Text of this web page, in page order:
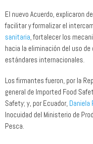
El nuevo Acuerdo, explicaron
facilitar y formalizar el
sanitaria , fortalecer los
hacia la eliminación del uso
estándares internacionales.
Los firmantes fueron, por la
general de Imported Food
Safety; y, por Ecuador, Daniela
Inocuidad del Ministerio de
Pesca.